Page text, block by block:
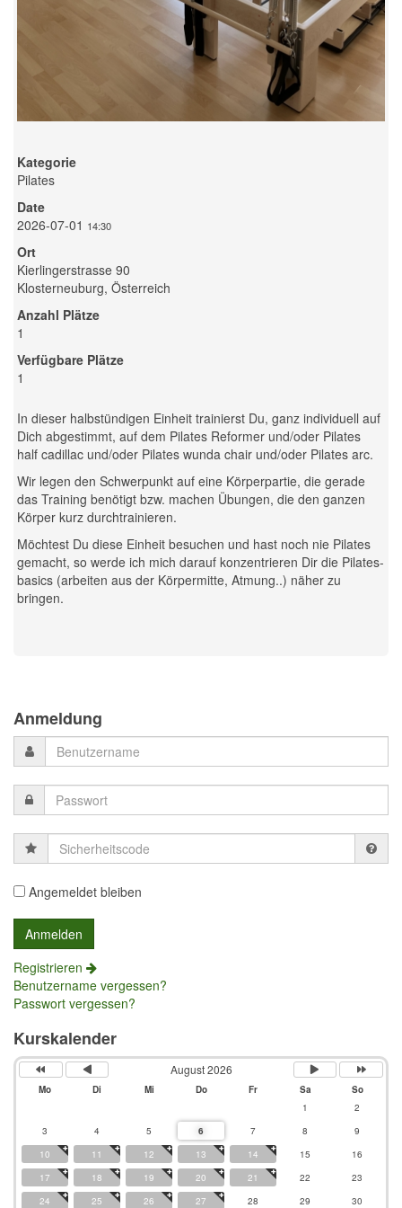
Kategorie
Pilates
Date
2026-07-01 14:30
Ort
Kierlingerstrasse 90
Klosterneuburg, Österreich
Anzahl Plätze
1
Verfügbare Plätze
1
In dieser halbstündigen Einheit trainierst Du, ganz individuell auf
Dich abgestimmt, auf dem Pilates Reformer und/oder Pilates
half cadillac und/oder Pilates wunda chair und/oder Pilates arc.
Wir legen den Schwerpunkt auf eine Körperpartie, die gerade
das Training benötigt bzw. machen Übungen, die den ganzen
Körper kurz durchtrainieren.
Möchtest Du diese Einheit besuchen und hast noch nie Pilates
gemacht, so werde ich mich darauf konzentrieren Dir die Pilates-
basics (arbeiten aus der Körpermitte, Atmung..) näher zu
bringen.
Anmeldung
Sicherheitscode
Angemeldet bleiben
Registrieren
Benutzername vergessen?
Passwort vergessen?
Kurskalender
August 2026
Mo Di Mi Do Fr Sa
So
1
2
3
4 5 6 7 8
9
10
11 12 13 14 15
16
17
18 19 20 21 22
23
24
25 26 27 28 29 30